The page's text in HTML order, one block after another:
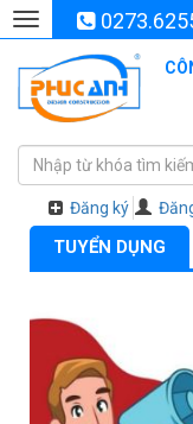
Đăng ký
Toggle
navigation
TUYỂN DỤNG